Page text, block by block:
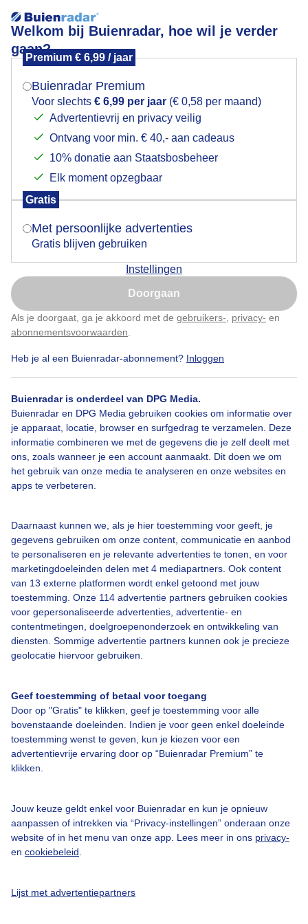
Welkom bij Buienradar, hoe wil je verder
gaan?
Premium € 6,99 / jaar
Buienradar Premium
Voor slechts € 6,99 per jaar (€ 0,58 per maand)
Advertentievrij en privacy veilig
Ontvang voor min. € 40,- aan cadeaus
10% donatie aan Staatsbosbeheer
Elk moment opzegbaar
Gratis
Met persoonlijke advertenties
Gratis blijven gebruiken
Instellingen
Doorgaan
Als je doorgaat, ga je akkoord met de gebruikers- privacy- en
abonnementsvoorwaarden
Heb je al een Buienradar-abonnement? Inloggen
Buienradar is onderdeel van DPG Media.
Buienradar en DPG Media gebruiken cookies om informatie over
je apparaat, locatie, browser en surfgedrag te verzamelen. Deze
informatie combineren we met de gegevens die je zelf deelt met
ons, zoals wanneer je een account aanmaakt. Dit doen we om
het gebruik van onze media te analyseren en onze websites en
apps te verbeteren.
Daarnaast kunnen we, als je hier toestemming voor geeft, je
gegevens gebruiken om onze content, communicatie en aanbod
te personaliseren en je relevante advertenties te tonen, en voor
marketingdoeleinden delen met 4 mediapartners. Ook content
van 13 externe platformen wordt enkel getoond met jouw
toestemming. Onze 114 advertentie partners gebruiken cookies
voor gepersonaliseerde advertenties, advertentie- en
contentmetingen, doelgroepenonderzoek en ontwikkeling van
diensten. Sommige advertentie partners kunnen ook je precieze
geolocatie hiervoor gebruiken.
Geef toestemming of betaal voor toegang
Door op "Gratis" te klikken, geef je toestemming voor alle
bovenstaande doeleinden. Indien je voor geen enkel doeleinde
toestemming wenst te geven, kun je kiezen voor een
advertentievrije ervaring door op “Buienradar Premium” te
klikken.
Jouw keuze geldt enkel voor Buienradar en kun je opnieuw
aanpassen of intrekken via “Privacy-instellingen” onderaan onze
website of in het menu van onze app. Lees meer in ons privacy-
en cookiebeleid
Lijst met advertentiepartners
Vrij veel bewolking
Door: ria brasser Gemaakt: 19-05-2026, 59x bekeken
Een moment geduld aub...
Over Buienradar
Bedrijfsgegevens
Veelgestelde vragen
Contact
Gebruikersvoorwaarden
Adverteren
Buienradar Team
Privacy beleid
Privacy instellingen
Gratis weerdata
Buienradar
Mogen we je locatie gebruiken voor het
Indien je hier nog geen akkoord op hebt gegeven,
verschijnt er zo een pop-up uit je browser waarin
Is goed, toon de popup
Nu niet, misschien later
Klik hierom dit aan te passen